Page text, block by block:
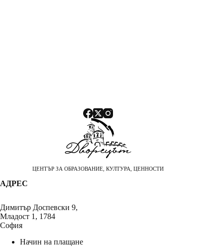
ЦЕНТЪР ЗА ОБРАЗОВАНИЕ, КУЛТУРА, ЦЕННОСТИ
АДРЕС
Димитър Доспевски 9,
Младост 1, 1784
София
Начин на плащане